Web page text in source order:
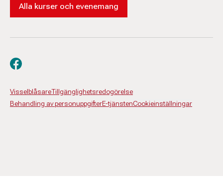
Alla kurser och evenemang
VisselblåsareTillgänglighetsredogörelse
Behandling av personuppgifterE-tjänstenCookieinställningar
Besök oss på facebook